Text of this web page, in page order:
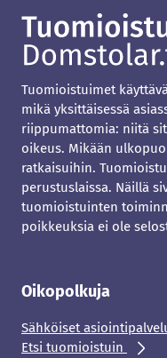
Tuomioistuimet
mikä yksittäisessä
riippumattomia: niitä
oikeus. Mikään
ratkaisuihin.
perustuslaissa. Näillä
tuomioistuinten
poikkeuksia ei ole
Oikopolkuja
Sähköiset
Etsi tuomioistuin